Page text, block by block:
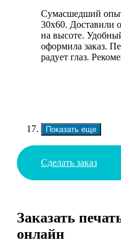
Сумасшедший
30х60. Доставили
на высоте.
оформила заказ.
радует глаз.
Показать еще
Сделать заказ
Заказать
онлайн